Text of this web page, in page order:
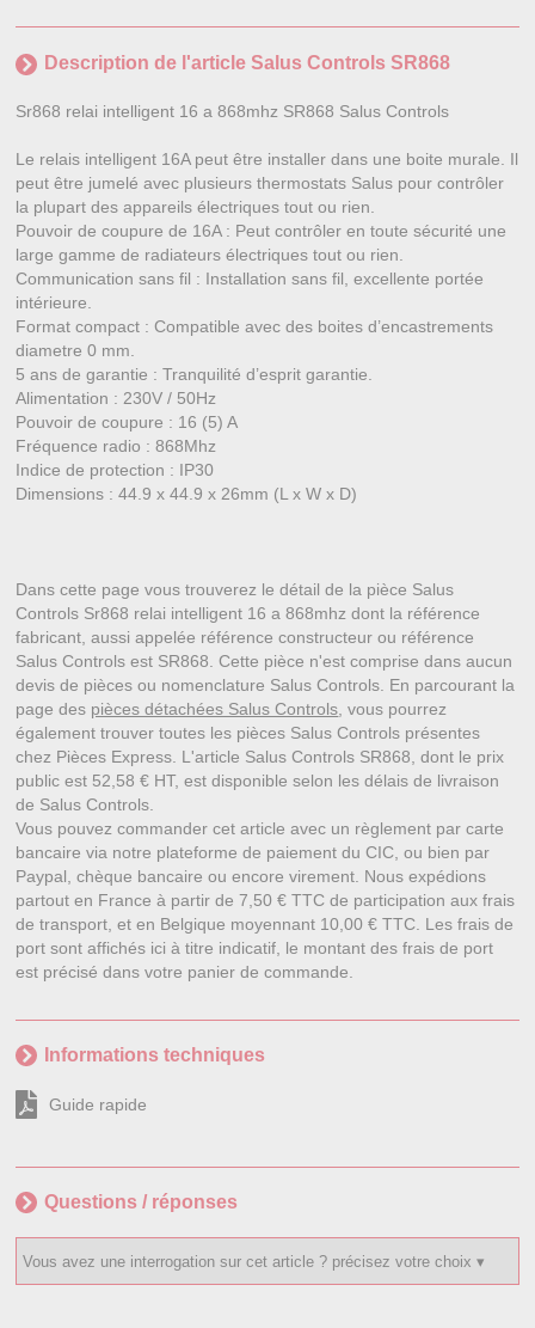
Description de l'article Salus Controls SR868
Sr868 relai intelligent 16 a 868mhz SR868 Salus Controls
Le relais intelligent 16A peut être installer dans une boite murale. Il
peut être jumelé avec plusieurs thermostats Salus pour contrôler
la plupart des appareils électriques tout ou rien.
Pouvoir de coupure de 16A : Peut contrôler en toute sécurité une
large gamme de radiateurs électriques tout ou rien.
Communication sans fil : Installation sans fil, excellente portée
intérieure.
Format compact : Compatible avec des boites d’encastrements
diametre 0 mm.
5 ans de garantie : Tranquilité d’esprit garantie.
Alimentation : 230V / 50Hz
Pouvoir de coupure : 16 (5) A
Fréquence radio : 868Mhz
Indice de protection : IP30
Dimensions : 44.9 x 44.9 x 26mm (L x W x D)
Dans cette page vous trouverez le détail de la pièce Salus
Controls Sr868 relai intelligent 16 a 868mhz dont la référence
fabricant, aussi appelée référence constructeur ou référence
Salus Controls est SR868. Cette pièce n'est comprise dans aucun
devis de pièces ou nomenclature Salus Controls. En parcourant la
page des pièces détachées Salus Controls , vous pourrez
également trouver toutes les pièces Salus Controls présentes
chez Pièces Express. L'article Salus Controls SR868, dont le prix
public est 52,58 € HT, est disponible selon les délais de livraison
de Salus Controls.
Vous pouvez commander cet article avec un règlement par carte
bancaire via notre plateforme de paiement du CIC, ou bien par
Paypal, chèque bancaire ou encore virement. Nous expédions
partout en France à partir de 7,50 € TTC de participation aux frais
de transport, et en Belgique moyennant 10,00 € TTC. Les frais de
port sont affichés ici à titre indicatif, le montant des frais de port
est précisé dans votre panier de commande.
Informations techniques
Guide rapide
Questions / réponses